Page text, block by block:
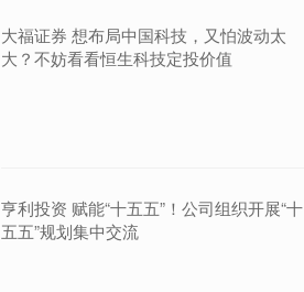
大福证券 想布局中国科技，又怕波动太
大？不妨看看恒生科技定投价值
亨利投资 赋能“十五五”！公司组织开展“十
五五”规划集中交流